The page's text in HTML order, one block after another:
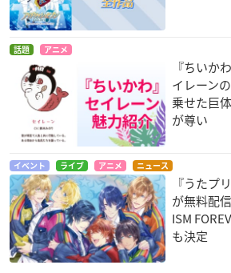
話題 アニメ
『ちいか
イレーン
乗せた巨
が尊い
イベント ライブ アニメ ニュース
『うたプ
が無料配
ISM
も決定